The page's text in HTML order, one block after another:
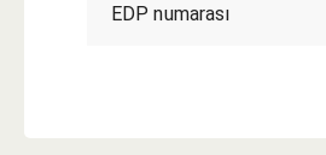
EDP numarası